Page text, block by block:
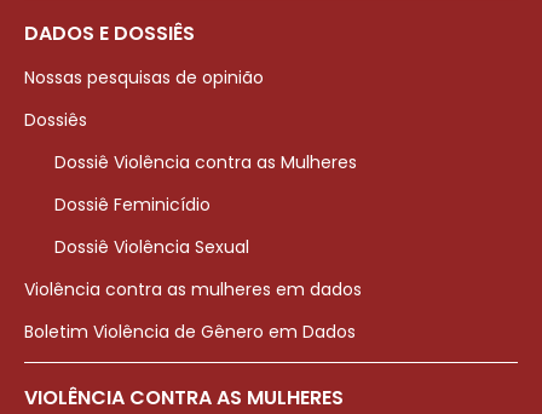
DADOS E DOSSIÊS
Nossas pesquisas de opinião
Dossiês
Dossiê Violência contra as Mulheres
Dossiê Feminicídio
Dossiê Violência Sexual
Violência contra as mulheres em dados
Boletim Violência de Gênero em Dados
VIOLÊNCIA CONTRA AS MULHERES